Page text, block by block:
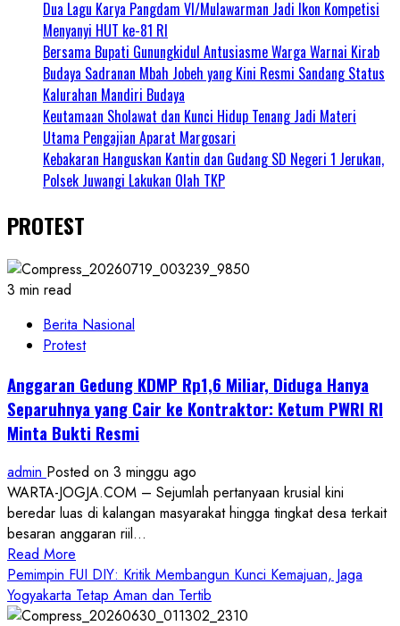
Dua Lagu Karya Pangdam VI/Mulawarman Jadi Ikon Kompetisi
Menyanyi HUT ke-81 RI
Bersama Bupati Gunungkidul Antusiasme Warga Warnai Kirab
Budaya Sadranan Mbah Jobeh yang Kini Resmi Sandang Status
Kalurahan Mandiri Budaya
Keutamaan Sholawat dan Kunci Hidup Tenang Jadi Materi
Utama Pengajian Aparat Margosari
Kebakaran Hanguskan Kantin dan Gudang SD Negeri 1 Jerukan,
Polsek Juwangi Lakukan Olah TKP
PROTEST
3 min read
Berita Nasional
Protest
Anggaran Gedung KDMP Rp1,6 Miliar, Diduga Hanya
Separuhnya yang Cair ke Kontraktor: Ketum PWRI RI
Minta Bukti Resmi
admin Posted on 3 minggu ago
WARTA-JOGJA.COM – Sejumlah pertanyaan krusial kini
beredar luas di kalangan masyarakat hingga tingkat desa terkait
besaran anggaran riil...
Read More
more
about
Anggaran
Pemimpin FUI DIY: Kritik Membangun Kunci Kemajuan, Jaga
Yogyakarta Tetap Aman dan Tertib